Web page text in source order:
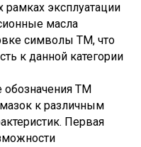
рамках эксплуатации
масла
символы ТМ, что
к данной категории
ТМ
к различным
Первая